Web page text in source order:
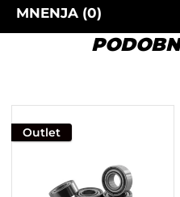
MNENJA (0)
Outlet